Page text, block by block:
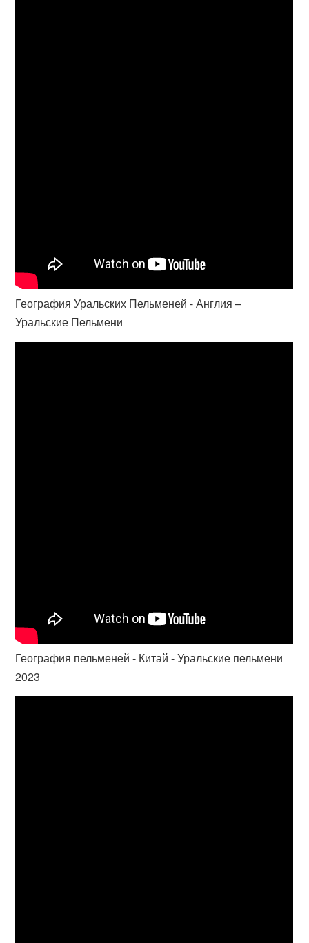
География Уральских Пельменей - Англия –
Уральские Пельмени
География пельменей - Китай - Уральские пельмени
2023